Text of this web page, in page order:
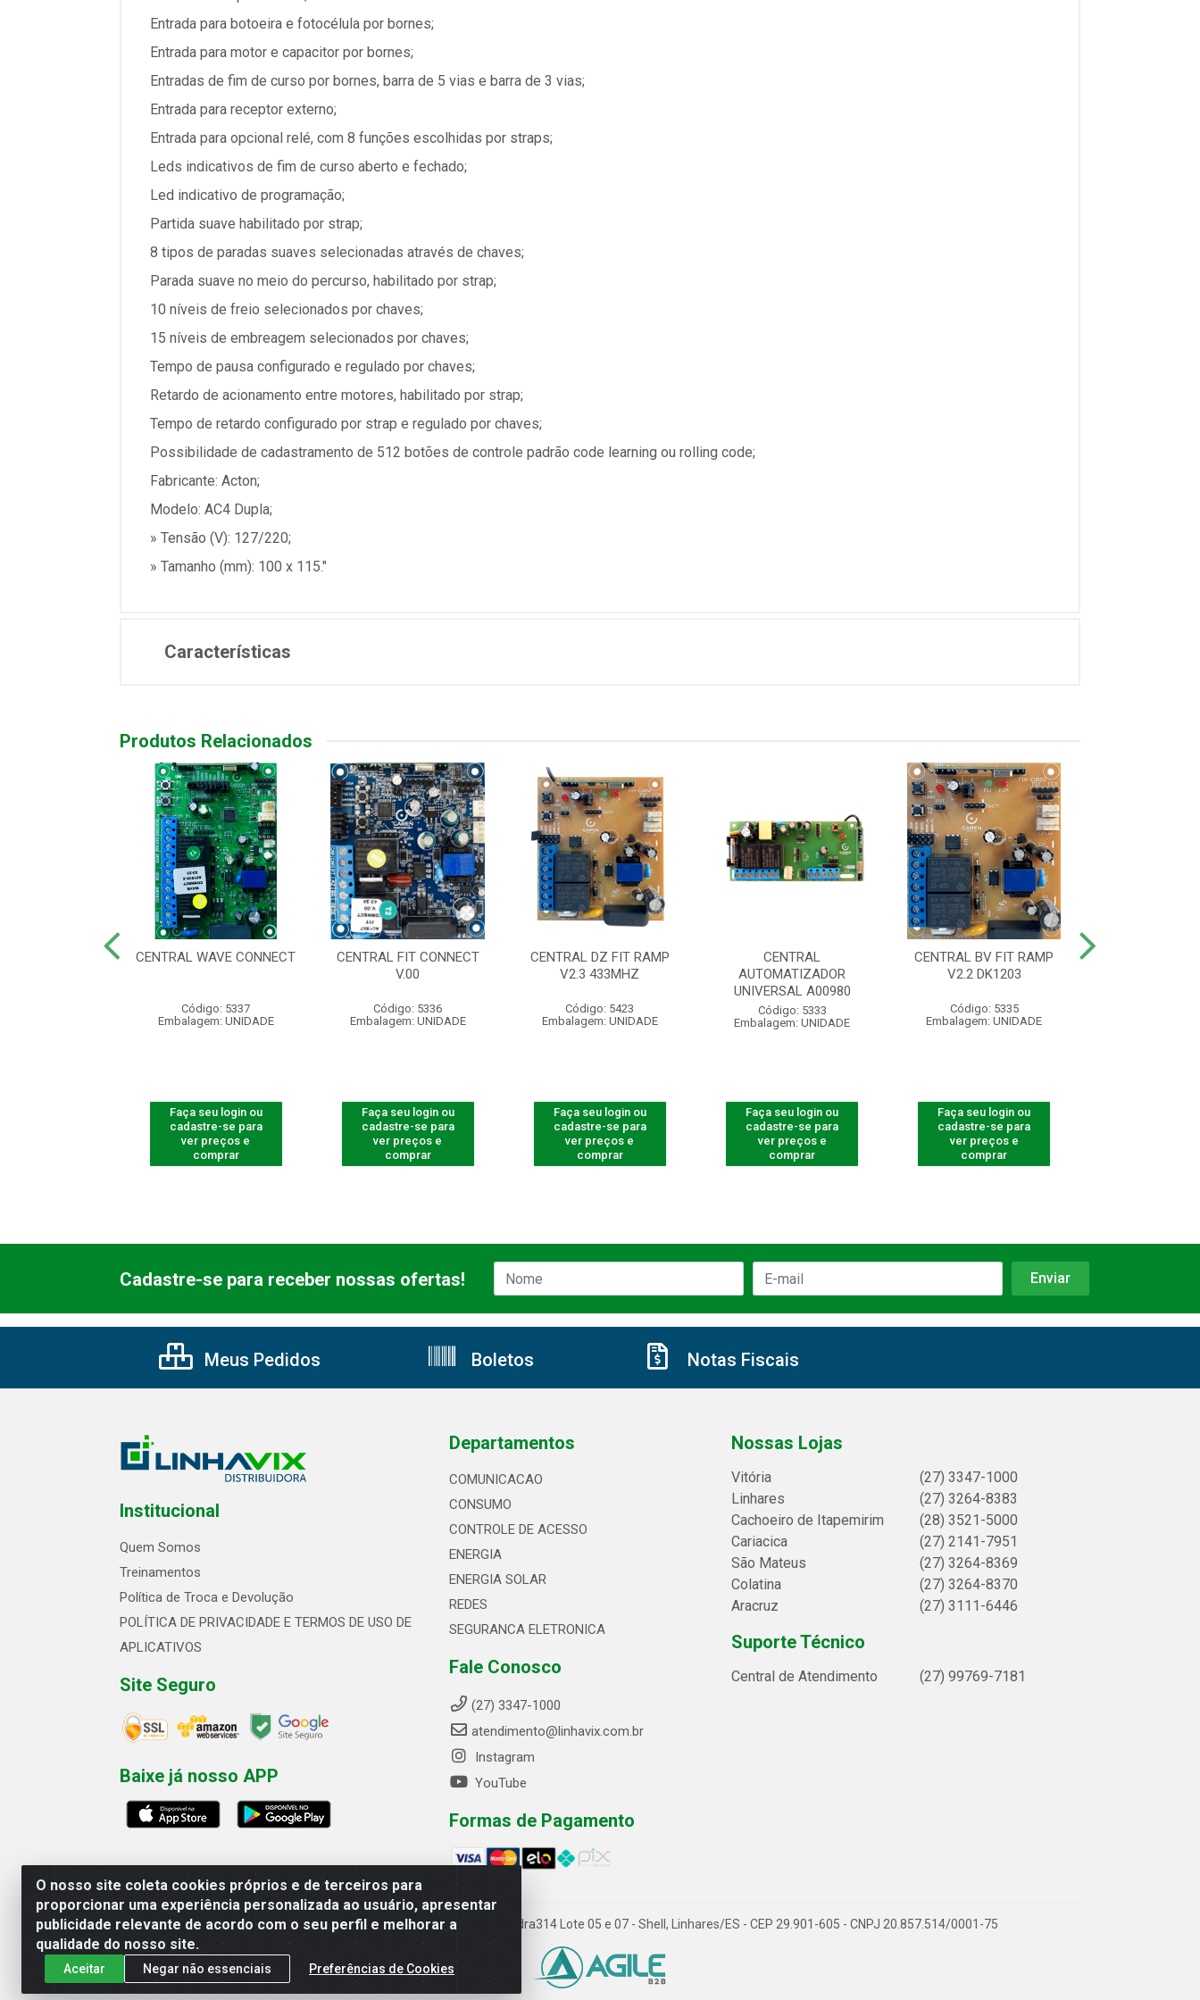
Entrada para botoeira e fotocélula por bornes;
Entrada para motor e capacitor por bornes;
Entradas de fim de curso por bornes, barra de 5 vias e barra de 3 vias;
Entrada para receptor externo;
Entrada para opcional relé, com 8 funções escolhidas por straps;
Leds indicativos de fim de curso aberto e fechado;
Led indicativo de programação;
Partida suave habilitado por strap;
8 tipos de paradas suaves selecionadas através de chaves;
Parada suave no meio do percurso, habilitado por strap;
10 níveis de freio selecionados por chaves;
15 níveis de embreagem selecionados por chaves;
Tempo de pausa configurado e regulado por chaves;
Retardo de acionamento entre motores, habilitado por strap;
Tempo de retardo configurado por strap e regulado por chaves;
Possibilidade de cadastramento de 512 botões de controle padrão code learning ou rolling code;
Fabricante: Acton;
Modelo: AC4 Dupla;
» Tensão (V): 127/220;
» Tamanho (mm): 100 x 115."
Características
Produtos Relacionados
CENTRAL WAVE CONNECT
Código: 5337
Embalagem: UNIDADE
Faça seu login ou
cadastre-se para
ver preços e
comprar
CENTRAL FIT CONNECT
V.00
Código: 5336
Embalagem: UNIDADE
Faça seu login ou
cadastre-se para
ver preços e
comprar
CENTRAL DZ FIT RAMP
V2.3 433MHZ
Código: 5423
Embalagem: UNIDADE
Faça seu login ou
cadastre-se para
ver preços e
comprar
CENTRAL
AUTOMATIZADOR
UNIVERSAL A00980
Código: 5333
Embalagem: UNIDADE
Faça seu login ou
cadastre-se para
ver preços e
comprar
CENTRAL BV FIT RAMP
V2.2 DK1203
Código: 5335
Embalagem: UNIDADE
Faça seu login ou
cadastre-se para
ver preços e
comprar
O nosso site coleta cookies próprios e de terceiros para
proporcionar uma experiência personalizada ao usuário, apresentar
publicidade relevante de acordo com o seu perfil e melhorar a
qualidade do nosso site.
Aceitar Negar não essenciais Preferências de Cookies
Cadastre-se para receber nossas ofertas!
Meus Pedidos Boletos Notas Fiscais
Institucional
Quem Somos
Treinamentos
Política de Troca e Devolução
POLÍTICA DE PRIVACIDADE E TERMOS DE USO DE
APLICATIVOS
Site Seguro
Baixe já nosso APP
Departamentos
COMUNICACAO
CONSUMO
CONTROLE DE ACESSO
ENERGIA
ENERGIA SOLAR
REDES
SEGURANCA ELETRONICA
Fale Conosco
(27) 3347-1000
atendimento@linhavix.com.br
Instagram
YouTube
Formas de Pagamento
Nossas Lojas
Vitória
(27) 3347-1000
Linhares
(27) 3264-8383
Cachoeiro de Itapemirim
(28) 3521-5000
Cariacica
(27) 2141-7951
São Mateus
(27) 3264-8369
Colatina
(27) 3264-8370
Aracruz
(27) 3111-6446
Suporte Técnico
Central de Atendimento (27) 99769-7181
Linhavix Distribuidora LTDA - Avenida Alegre, 2521 - Quadra314 Lote 05 e 07 - Shell, Linhares/ES - CEP 29.901-605 - CNPJ 20.857.514/0001-75